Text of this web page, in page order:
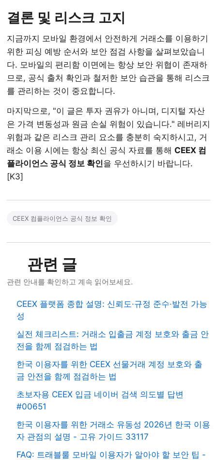
결론 및 리스크 고지
지금까지 모바일 환경에서 안전하게 거래소를 이용하기
위한 피싱 예방 순서와 보안 점검 사항을 살펴보았습니
다. 모바일의 편리함 이면에는 항상 보안 위협이 존재하
므로, 공식 출처 확인과 철저한 보안 습관을 통해 리스크
를 관리하는 것이 중요합니다.
마지막으로, "이 글은 투자 권유가 아니며, 디지털 자산
은 가격 변동성과 원금 손실 위험이 있습니다." 레버리지
위험과 같은 리스크 관리 요소를 충분히 숙지하시고, 거
래소 이용 시에는 항상 최신 공식 자료를 통해 CEEX 컴
플라이언스 공식 정보 확인을 우선하시기 바랍니다.
[K3]
CEEX 컴플라이언스 공식 정보 확인
관련 글
관련 안내를 확인하고 계속 읽어보세요.
CEEX 플랫폼 종합 설명: 신뢰도·규정 준수·발전 가능
성
실전 체크리스트: 거래소 입출금 계정 보호와 출금 안
전을 함께 점검하는 법
한국 이용자를 위한 CEEX 선물거래 계정 보호와 출
금 안전을 함께 점검하는 법
초보자용 CEEX 입금 네이버 검색 의도별 답변
#00651
한국 이용자를 위한 거래소 유동성 2026년 한국 이용
자 관점의 설명 - 고유 가이드 33117
FAQ: 트래블룰 모바일 이용자가 알아야 할 보안 팁 -